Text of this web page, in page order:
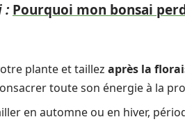
: Pourquoi mon bonsai
plante et taillez après la
toute son énergie à la
en automne ou en hiver,